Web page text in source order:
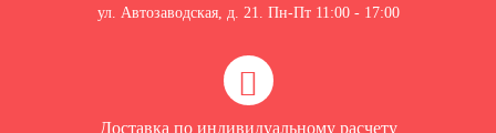
ул. Автозаводская, д. 21. Пн-Пт 11:00 - 17:00
Доставка по индивидуальному расчету